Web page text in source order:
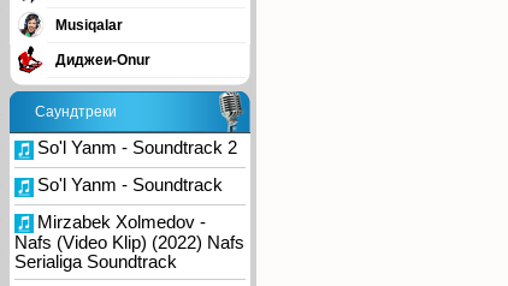
Musiqalar
Диджеи-Onur
Саундтреки
So'l Yanm - Soundtrack 2
So'l Yanm - Soundtrack
Mirzabek Xolmedov -
Nafs (Video Klip) (2022) Nafs
Serialiga Soundtrack